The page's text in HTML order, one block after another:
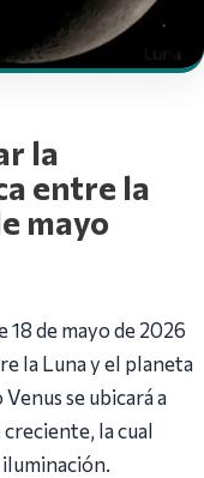
la
entre la
mayo
18 de mayo de 2026
la Luna y el planeta
se ubicará a
creciente, la cual